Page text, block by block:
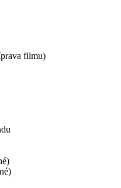
filmu)